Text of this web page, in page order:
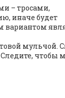
– тросами,
иначе будет
вариантом
мульчой.
чтобы